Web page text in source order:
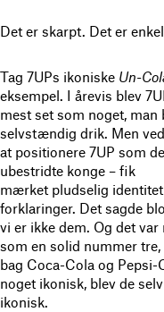
Det er skarpt. Det er
Tag 7UPs ikoniske Un-
eksempel. I årevis blev
mest set som noget, man
selvstændig drik. Men ved
at positionere 7UP som
ubestridte konge – fik
mærket pludselig
forklaringer. Det sagde
vi er ikke dem. Og det
som en solid nummer tre,
bag Coca-Cola og
noget ikonisk, blev de selv
ikonisk.